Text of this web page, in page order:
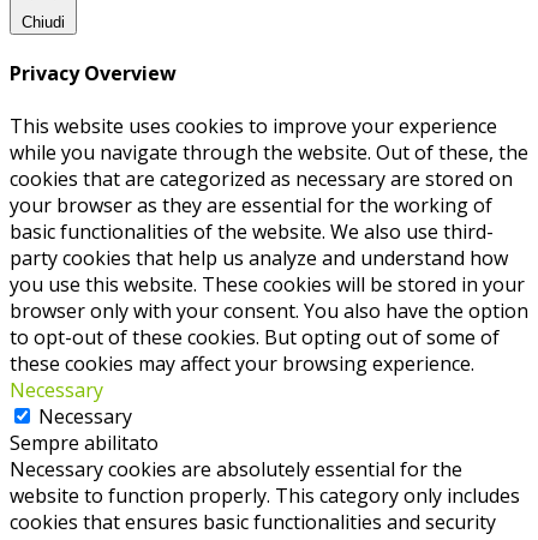
Chiudi
Privacy Overview
This website uses cookies to improve your experience
while you navigate through the website. Out of these, the
cookies that are categorized as necessary are stored on
your browser as they are essential for the working of
basic functionalities of the website. We also use third-
party cookies that help us analyze and understand how
you use this website. These cookies will be stored in your
browser only with your consent. You also have the option
to opt-out of these cookies. But opting out of some of
these cookies may affect your browsing experience.
Necessary
Necessary
Sempre abilitato
Necessary cookies are absolutely essential for the
website to function properly. This category only includes
cookies that ensures basic functionalities and security